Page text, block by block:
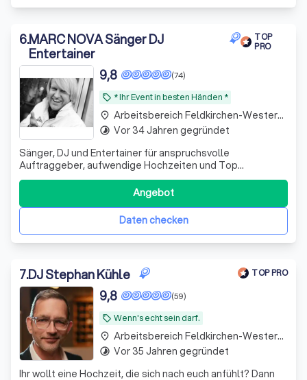
6.MARC NOVA Sänger DJ
Entertainer
TOP
PRO
local_offer * Ihr Event in besten Händen *
(74)
9,8
Sänger, DJ und Entertainer für anspruchsvolle
Auftraggeber, aufwendige Hochzeiten und Top
Firmenevents * Berufsmusiker seit 1994 * über 3200
erfolgreiche Events * Hi-End Licht und
Beschallungstechnik
Daten checken
Angebot
place Arbeitsbereich Feldkirchen-Westerham
timelapse Vor 34 Jahren gegründet
7.DJ Stephan Kühle TOP PRO
local_offer Wenn's echt sein darf.
(59)
9,8
Ihr wollt eine Hochzeit, die sich nach euch anfühlt? Dann
place Arbeitsbereich Feldkirchen-Westerham
timelapse Vor 35 Jahren gegründet